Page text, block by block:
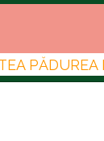
PĂDUREA